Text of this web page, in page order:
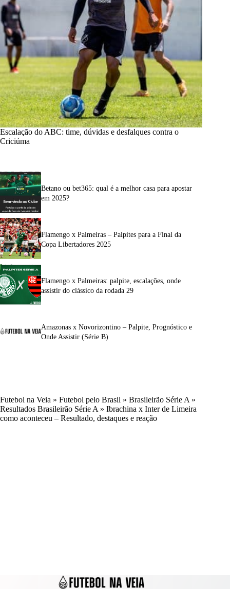
Escalação do ABC: time, dúvidas e desfalques contra o
Criciúma
Betano ou bet365: qual é a melhor casa para apostar
em 2025?
Flamengo x Palmeiras – Palpites para a Final da
Copa Libertadores 2025
Flamengo x Palmeiras: palpite, escalações, onde
assistir do clássico da rodada 29
Amazonas x Novorizontino – Palpite, Prognóstico e
Onde Assistir (Série B)
Futebol na Veia » Futebol pelo Brasil » Brasileirão Série A »
Resultados Brasileirão Série A » Ibrachina x Inter de Limeira
como aconteceu – Resultado, destaques e reação